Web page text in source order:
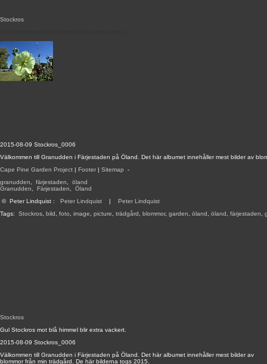
2015-08-09 Stockros_0006
Välkommen till Granudden i Färjestaden på Öland. Det här albumet innehåller mest bilder av
Cape Pine Garden Project | Footer | Sitemap -
granudden
färjestaden
öland
Granudden
Färjestaden
Öland
© Peter Lindquist : Peter Lindquist | Peter Lindquist
Tags: Stockros bild foto image picture trädgård blommor, garden öland öland färjestaden
Stockros
Stockros
Gul Stockros mot blå himmel blir extra vackert.
2015-08-09 Stockros_0006
Välkommen till Granudden i Färjestaden på Öland. Det här albumet innehåller mest bilder av
blommor från min trädgård. De här bilderna togs 2015.